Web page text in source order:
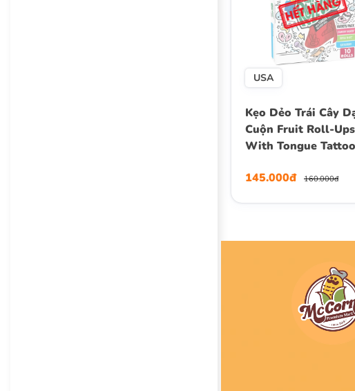
USA
Kẹo Dẻo Trái Cây
Cuộn Fruit Roll-Ups
With Tongue
145.000đ
160.000đ